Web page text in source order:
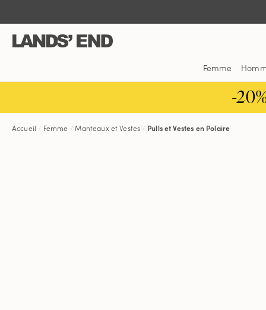
contenu
navigation
barre
Femme
-
Accueil Femme Manteaux et Vestes Pulls et Vestes en Polaire